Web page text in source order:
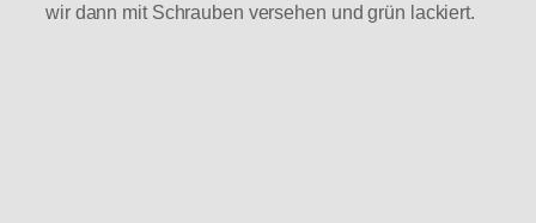
wir dann mit Schrauben versehen und grün lackiert.